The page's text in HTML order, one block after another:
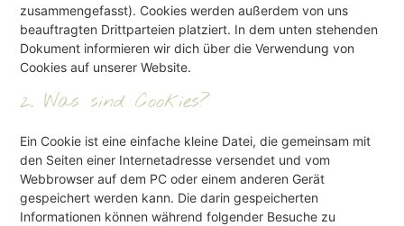
zusammengefasst). Cookies werden außerdem von uns
beauftragten Drittparteien platziert. In dem unten stehenden
Dokument informieren wir dich über die Verwendung von
Cookies auf unserer Website.
2. Was sind Cookies?
Ein Cookie ist eine einfache kleine Datei, die gemeinsam mit
den Seiten einer Internetadresse versendet und vom
Webbrowser auf dem PC oder einem anderen Gerät
gespeichert werden kann. Die darin gespeicherten
Informationen können während folgender Besuche zu